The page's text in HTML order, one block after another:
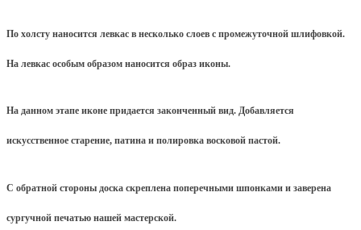
По холсту наносится левкас в несколько слоев с промежуточной шлифовкой.
На левкас особым образом наносится образ иконы.
На данном этапе иконе придается законченный вид. Добавляется
искусственное старение, патина и полировка восковой пастой.
С обратной стороны доска скреплена поперечными шпонками и заверена
сургучной печатью нашей мастерской.